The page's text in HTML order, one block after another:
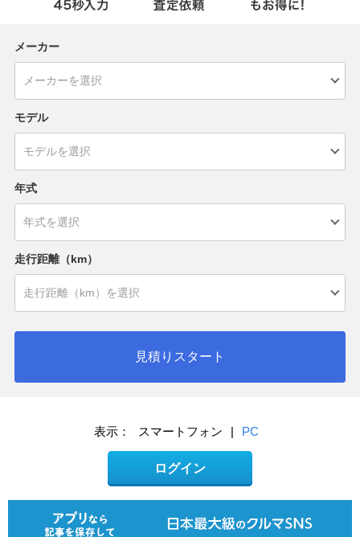
メーカー
モデル
年式
走行距離（km）
見積りスタート
表示： スマートフォン | PC
ログイン